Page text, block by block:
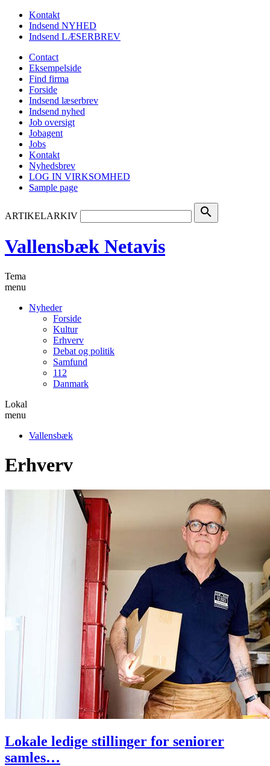
Kontakt
Indsend NYHED
Indsend LÆSERBREV
Contact
Eksempelside
Find firma
Forside
Indsend læserbrev
Indsend nyhed
Job oversigt
Jobagent
Jobs
Kontakt
Nyhedsbrev
LOG IN VIRKSOMHED
Sample page
ARTIKELARKIV search
Vallensbæk Netavis
Tema
menu
Nyheder
Forside
Kultur
Erhverv
Debat og politik
Samfund
112
Danmark
Lokal
menu
Vallensbæk
Erhverv
Lokale ledige stillinger for seniorer
samles…